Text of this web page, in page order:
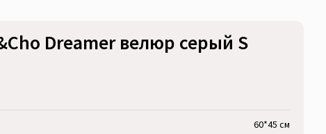
Dreamer велюр серый S
60*45 см